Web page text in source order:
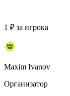
1 ₽ за игрока
Maxim Ivanov
Организатор